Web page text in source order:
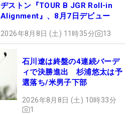
ヂストン『TOUR B JGR Roll-in
Alignment』、8月7日デビュー
2026年8月8日 (土) 11時35分 13
石川遼は終盤の4連続バーデ
ィで決勝進出 杉浦悠太は予
選落ち/米男子下部
2026年8月8日 (土) 10時33分
1